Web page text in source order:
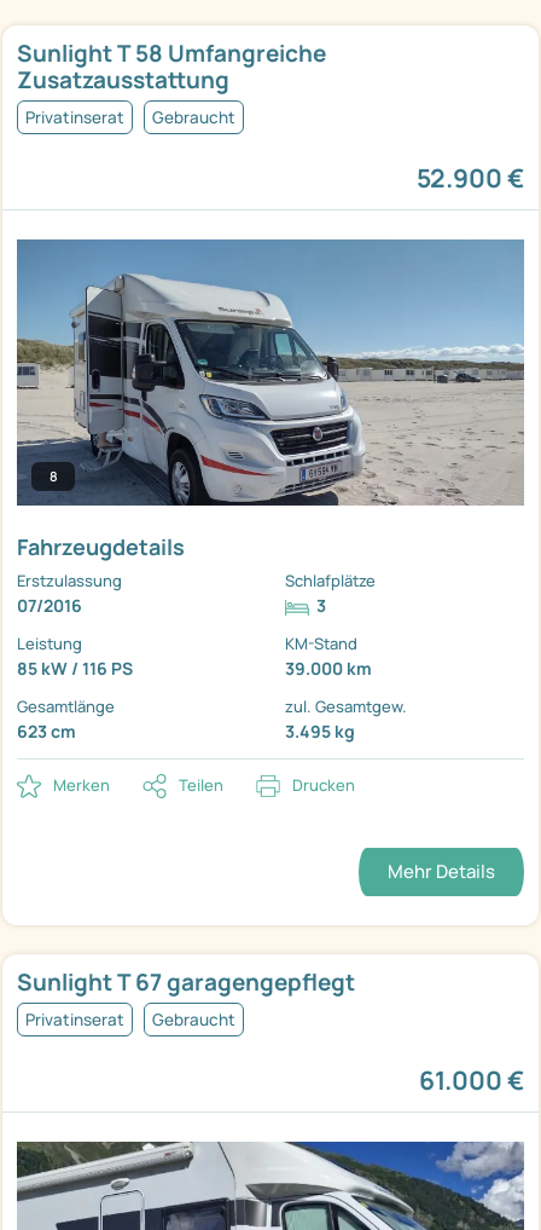
Sunlight T 58 Umfangreiche
Zusatzausstattung
Privatinserat Gebraucht
52.900 €
8
Fahrzeugdetails
Erstzulassung
07/2016
Schlafplätze
3
Leistung
85 kW / 116 PS
KM-Stand
39.000 km
Gesamtlänge
623 cm
zul. Gesamtgew.
3.495 kg
Merken Teilen Drucken
Mehr Details
Sunlight T 67 garagengepflegt
Privatinserat Gebraucht
61.000 €